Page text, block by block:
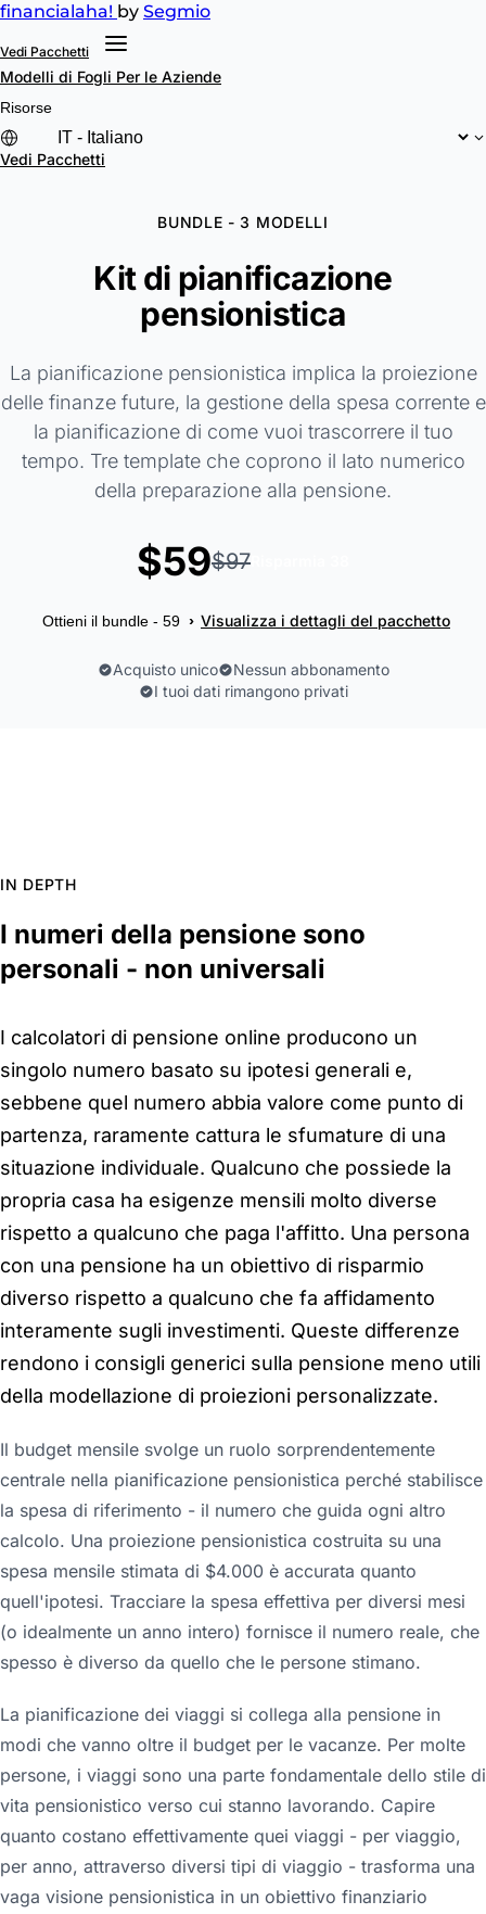
financialaha! by Segmio
Vedi Pacchetti
Modelli di Fogli Per le Aziende
Risorse
Vedi Pacchetti
BUNDLE - 3 MODELLI
Kit di pianificazione
pensionistica
La pianificazione pensionistica implica la proiezione
delle finanze future, la gestione della spesa corrente e
la pianificazione di come vuoi trascorrere il tuo
tempo. Tre template che coprono il lato numerico
della preparazione alla pensione.
$59$97
Ottieni il bundle - 59 › Visualizza i dettagli del pacchetto
Acquisto unico
Nessun abbonamento
I tuoi dati rimangono privati
IN DEPTH
I numeri della pensione sono
personali - non universali
I calcolatori di pensione online producono un
singolo numero basato su ipotesi generali e,
sebbene quel numero abbia valore come punto di
partenza, raramente cattura le sfumature di una
situazione individuale. Qualcuno che possiede la
propria casa ha esigenze mensili molto diverse
rispetto a qualcuno che paga l'affitto. Una persona
con una pensione ha un obiettivo di risparmio
diverso rispetto a qualcuno che fa affidamento
interamente sugli investimenti. Queste differenze
rendono i consigli generici sulla pensione meno utili
della modellazione di proiezioni personalizzate.
Il budget mensile svolge un ruolo sorprendentemente
centrale nella pianificazione pensionistica perché stabilisce
la spesa di riferimento - il numero che guida ogni altro
calcolo. Una proiezione pensionistica costruita su una
spesa mensile stimata di $4.000 è accurata quanto
quell'ipotesi. Tracciare la spesa effettiva per diversi mesi
(o idealmente un anno intero) fornisce il numero reale, che
spesso è diverso da quello che le persone stimano.
La pianificazione dei viaggi si collega alla pensione in
modi che vanno oltre il budget per le vacanze. Per molte
persone, i viaggi sono una parte fondamentale dello stile di
vita pensionistico verso cui stanno lavorando. Capire
quanto costano effettivamente quei viaggi - per viaggio,
per anno, attraverso diversi tipi di viaggio - trasforma una
vaga visione pensionistica in un obiettivo finanziario